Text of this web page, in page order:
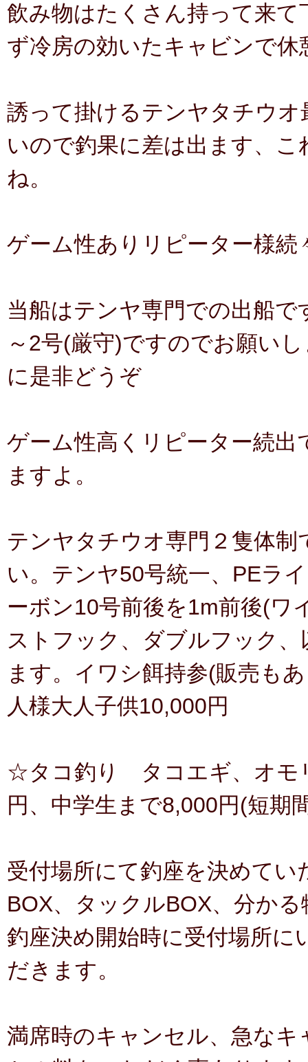
飲み物はたくさん持って来
ず冷房の効いたキャビンで休
誘って掛けるテンヤタチウ
いので釣果に差は出ます、
ね。
ゲーム性ありリピーター様続
当船はテンヤ専門での出船
～2号(厳守)ですのでお願い
に是非どうぞ
ゲーム性高くリピーター続
ますよ。
テンヤタチウオ専門２隻体
い。テンヤ50号統一、PEラ
ーボン10号前後を1m前後(ワ
ストフック、ダブルフック
ます。イワシ餌持参(販売も
人様大人子供10,000円
☆タコ釣り タコエギ、オモ
円、中学生まで8,000円(短期
受付場所にて釣座を決めて
BOX、タックルBOX、分か
釣座決め開始時に受付場所
だきます。
満席時のキャンセル、急な